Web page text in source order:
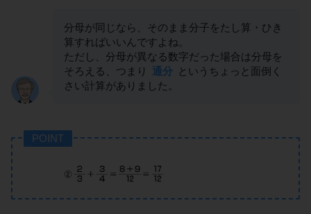
分母が同じなら、そのまま分子をたし算・ひき
算すればいいんですよね。
ただし、分母が異なる数字だった場合は分母を
そろえる、つまり
通分
というちょっと面倒く
さい計算がありました。
POINT